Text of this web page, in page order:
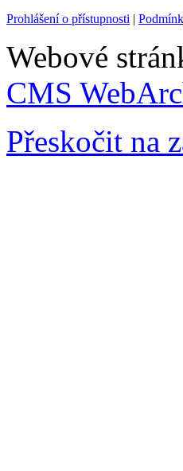
Prohlášení o přístupnosti |
Webové
CMS
Přeskočit na